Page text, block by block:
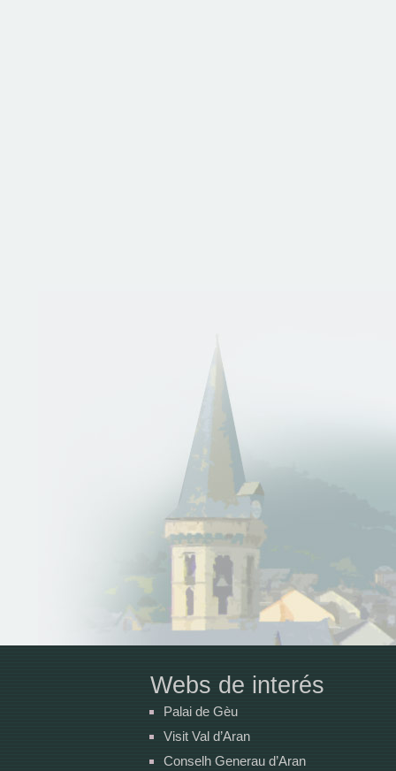
Webs de interés
Palai de Gèu
Visit Val d’Aran
Conselh Generau d’Aran